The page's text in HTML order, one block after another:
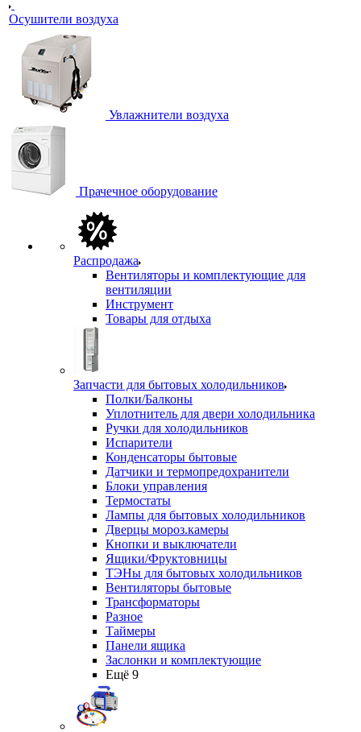
Осушители воздуха
Увлажнители воздуха
Прачечное оборудование
Распродажа
Вентиляторы и комплектующие для
вентиляции
Инструмент
Товары для отдыха
Запчасти для бытовых холодильников
Полки/Балконы
Уплотнитель для двери холодильника
Ручки для холодильников
Испарители
Конденсаторы бытовые
Датчики и термопредохранители
Блоки управления
Термостаты
Лампы для бытовых холодильников
Дверцы мороз.камеры
Кнопки и выключатели
Ящики/Фруктовницы
ТЭНы для бытовых холодильников
Вентиляторы бытовые
Трансформаторы
Разное
Таймеры
Панели ящика
Заслонки и комплектующие
Ещё 9